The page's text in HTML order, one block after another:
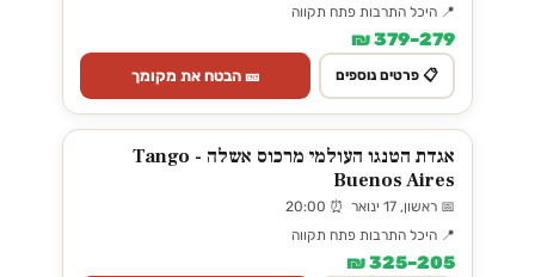
📍 היכל התרבות פתח תקווה
279–379 ₪
📋 פרטים נוספים 🎫 הבטח את מקומך
אגדת הטנגו העולמי מרכוס אשלה - Tango
Buenos Aires
📅 ראשון, 17 ינואר ⏰ 20:00
📍 היכל התרבות פתח תקווה
205–325 ₪